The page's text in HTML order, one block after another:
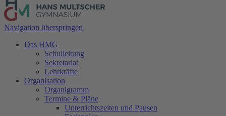
Navigation überspringen
Das HMG
Schulleitung
Sekretariat
Lehrkräfte
Organisation
Organigramm
Termine & Pläne
Unterrichtszeiten und Pausen